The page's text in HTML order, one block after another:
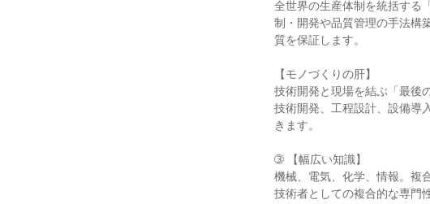
全世界の生産体制を統括する
制・開発や品質管理の手法構
質を保証します。
【モノづくりの肝】
技術開発と現場を結ぶ「最後
技術開発、工程設計、設備導
きます。
➂ 【幅広い知識】
機械、電気、化学、情報。複
技術者としての複合的な専門